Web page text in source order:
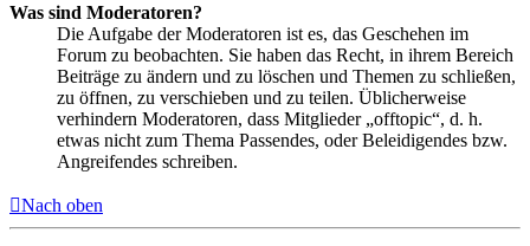
Was sind Moderatoren?
Die Aufgabe der Moderatoren ist es, das Geschehen im
Forum zu beobachten. Sie haben das Recht, in ihrem Bereich
Beiträge zu ändern und zu löschen und Themen zu schließen,
zu öffnen, zu verschieben und zu teilen. Üblicherweise
verhindern Moderatoren, dass Mitglieder „offtopic“, d. h.
etwas nicht zum Thema Passendes, oder Beleidigendes bzw.
Angreifendes schreiben.
Nach oben